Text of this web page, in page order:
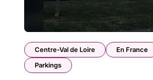
Centre-Val de Loire En France
Parkings